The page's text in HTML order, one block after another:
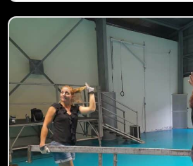
dirigée par Dominique Calas